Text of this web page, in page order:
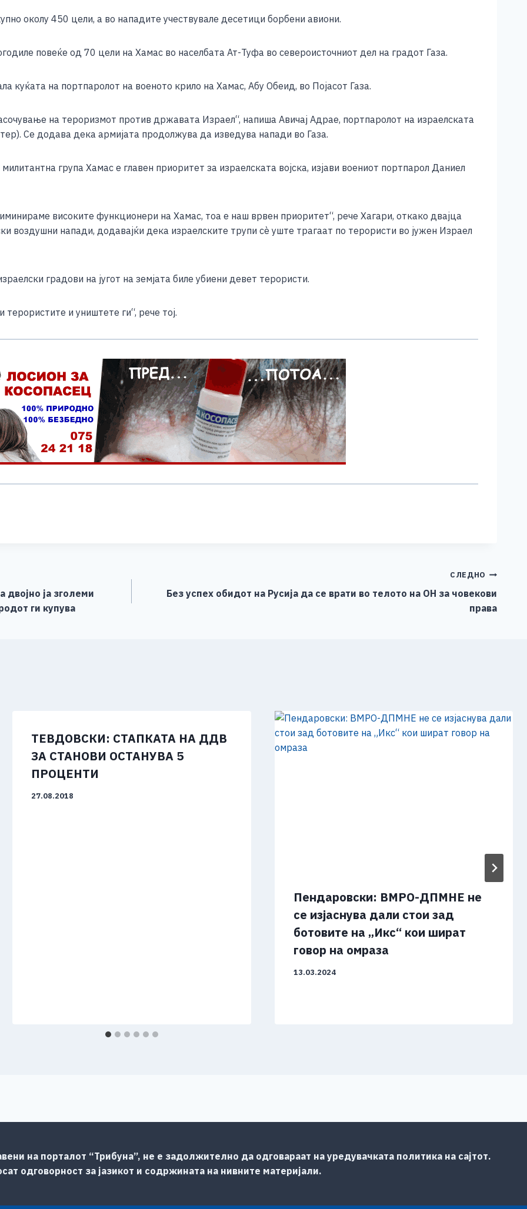
околу 450 цели, а во нападите учествувале десетици борбени авиони.
повеќе од 70 цели на Хамас во населбата Ат-Туфа во североисточниот дел на градот Газа.
куќата на портпаролот на военото крило на Хамас, Абу Обеид, во Појасот Газа.
на тероризмот против државата Израел“, напиша Авичај Адрае, портпаролот на израелската
Се додава дека армијата продолжува да изведува напади во Газа.
група Хамас е главен приоритет за израелската војска, изјави воениот портпарол Даниел
високите функционери на Хамас, тоа е наш врвен приоритет“, рече Хагари, откако двајца
воздушни напади, додавајќи дека израелските трупи сè уште трагаат по терористи во јужен Израел
градови на југот на земјата биле убиени девет терористи.
и уништете ги“, рече тој.
ја зголеми
ги купува
СЛЕДНО
Без успех обидот на Русија да се врати во телото на ОН за човекови
права
ТЕВДОВСКИ: СТАПКАТА НА ДДВ
ЗА СТАНОВИ ОСТАНУВА 5
ПРОЦЕНТИ
27.08.2018
Пендаровски: ВМРО-ДПМНЕ не
се изјаснува дали стои зад
ботовите на „Икс“ кои шират
говор на омраза
13.03.2024
на порталот “Трибуна”, не е задолжително да одговараат на уредувачката политика на сајтот.
одговорност за јазикот и содржината на нивните материјали.